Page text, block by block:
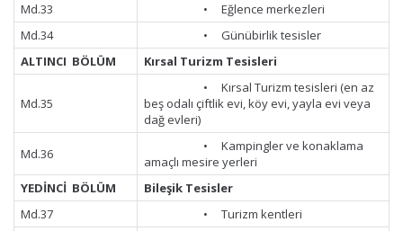
Md.33
• Eğlence merkezleri
Md.34
• Günübirlik tesisler
ALTINCI BÖLÜM
Kırsal Turizm Tesisleri
Md.35
• Kırsal Turizm tesisleri (en az
beş odalı çiftlik evi, köy evi, yayla evi veya
dağ evleri)
Md.36
• Kampingler ve konaklama
amaçlı mesire yerleri
YEDİNCİ BÖLÜM
Bileşik Tesisler
Md.37
• Turizm kentleri